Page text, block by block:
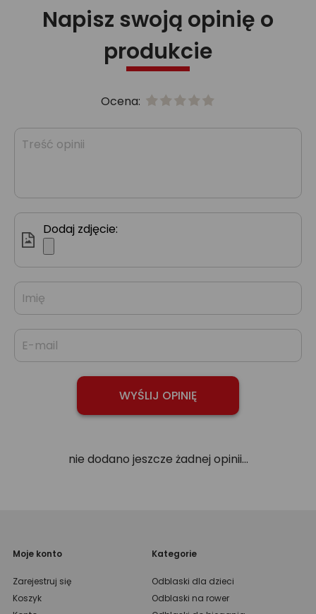
Napisz swoją opinię o
produkcie
Ocena:
Dodaj zdjęcie:
nie dodano jeszcze żadnej opinii...
Moje konto
Zarejestruj się
Koszyk
Kategorie
Odblaski dla dzieci
Odblaski na rower